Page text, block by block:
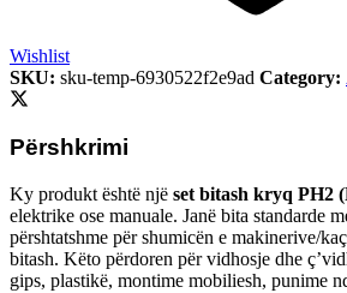
Wishlist
SKU: sku-temp-6930522f2e9ad Category:
Përshkrimi
Ky produkt është një set bitash kryq PH2
elektrike ose manuale. Janë bita standarde
përshtatshme për shumicën e makinerive/
bitash. Këto përdoren për vidhosje dhe
gips, plastikë, montime mobiliesh, punime